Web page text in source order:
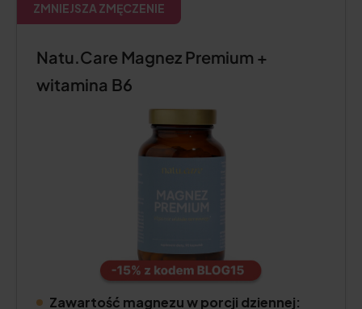
ZMNIEJSZA ZMĘCZENIE
Natu.Care Magnez Premium +
witamina B6
Zawartość magnezu w porcji dziennej: